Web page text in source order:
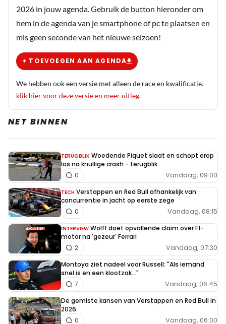
Verstappen is Norris niet. De media probeert
reacties uit te lokken om weer iets zinloos te
gegaan.
2026 in jouw agenda. Gebruik de button hieronder om
hem in de agenda van je smartphone of pc te plaatsen en
mis geen seconde van het nieuwe seizoen!
+ TOEVOEGEN AAN AGENDA
We hebben ook een versie met alleen de race en kwalificatie.
klik hier voor deze versie en meer uitleg.
NET BINNEN
TERUGBLIK Woedende Piquet slaat en schopt erop
los na knullige crash - terugblik
Vandaag, 09:00
0
TECH Verstappen en Red Bull afhankelijk van
concurrentie in jacht op eerste zege
Vandaag, 08:15
0
INTERVIEW Wolff doet opvallende claim over F1-
motor na 'gezeur' Ferrari
Vandaag, 07:30
2
Montoya ziet nadeel voor Russell: "Als iemand
snel is en een klootzak..."
Vandaag, 06:45
7
De gemiste kansen van Verstappen en Red Bull in
2026
Vandaag, 06:00
0